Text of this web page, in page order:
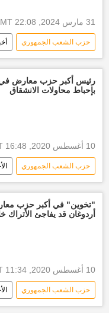
31 مارس 2024, 22:08 GMT
حزب الشعب الجمهوري
حزب العدالة والتنمية
رئيس أكبر حزب معارض في
بإحباط محاولات الانشقاق
10 أغسطس 2020, 16:48 GMT
حزب الشعب الجمهوري
أخبار تركيا اليوم
"تخوين" في أكبر حزب
أردوغان قد يفاجئ الأتراك
10 أغسطس 2020, 11:34 GMT
حزب الشعب الجمهوري
أخبار تركيا اليوم